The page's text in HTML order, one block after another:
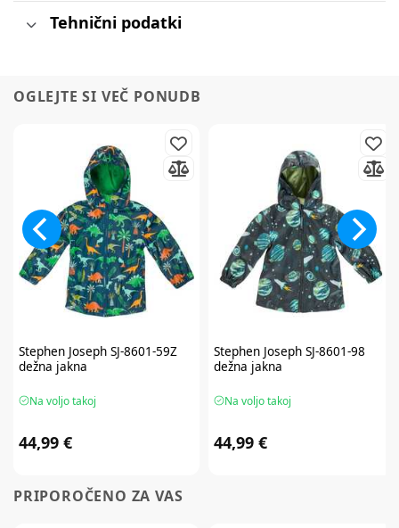
Tehnični podatki
OGLEJTE SI VEČ PONUDB
Stephen JosephSJ-8601-59Z
dežna jakna
Na voljo takoj
44,99 €
Stephen JosephSJ-8601-98
dežna jakna
Na voljo takoj
44,99 €
PRIPOROČENO ZA VAS